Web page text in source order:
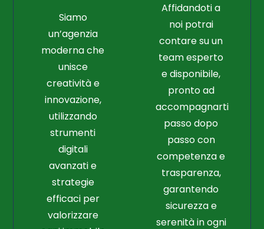
Siamo
un’agenzia
moderna che
unisce
creatività e
innovazione,
utilizzando
strumenti
digitali
avanzati e
strategie
efficaci per
valorizzare
Affidandoti a
noi potrai
contare su un
team esperto
e disponibile,
pronto ad
accompagnarti
passo dopo
passo con
competenza e
trasparenza,
garantendo
sicurezza e
serenità in ogni